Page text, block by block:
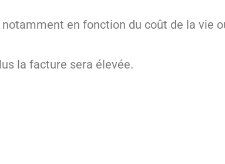
en fonction du coût de la vie
la facture sera élevée.